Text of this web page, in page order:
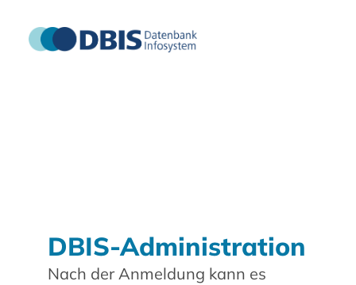
DBIS-Administration
Nach der Anmeldung kann es